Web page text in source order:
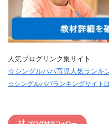
人気ブログリンク集サイト
☆シングルパパ育児人気ランキ
☆シングルパパランキングサイト